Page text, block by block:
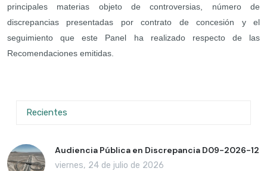
principales materias objeto de controversias, número de
discrepancias presentadas por contrato de concesión y el
seguimiento que este Panel ha realizado respecto de las
Recomendaciones emitidas.
Recientes
Audiencia Pública en Discrepancia D09-2026-12
viernes, 24 de julio de 2026